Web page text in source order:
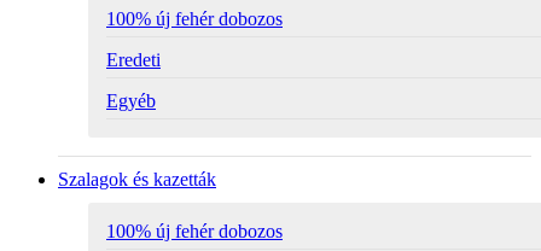
100% új fehér dobozos
Eredeti
Egyéb
Szalagok és kazetták
100% új fehér dobozos